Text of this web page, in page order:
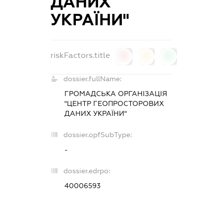
УКРАЇНИ"
riskFactors.title
dossier.fullName:
ГРОМАДСЬКА ОРГАНІЗАЦІЯ
"ЦЕНТР ГЕОПРОСТОРОВИХ
ДАНИХ УКРАЇНИ"
dossier.opfSubType:
-
dossier.edrpo:
40006593